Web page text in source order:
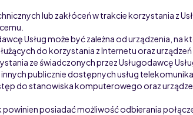
lub zakłóceń w trakcie korzystania z
Usług może być zależna od urządzenia,
do korzystania z Internetu oraz
ze świadczonych przez Usługodawcę
publicznie dostępnych usług
do stanowiska komputerowego oraz
posiadać możliwość odbierania